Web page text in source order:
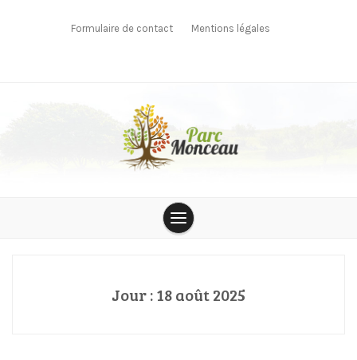
Formulaire de contact Mentions légales
Jour :18 août 2025